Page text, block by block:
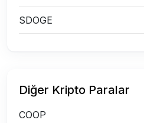
SDOGE
Diğer Kripto Paralar
COOP